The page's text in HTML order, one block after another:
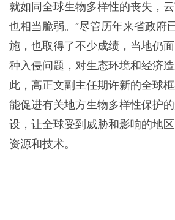
也相当脆弱。”尽管历年来省政府
施，也取得了不少成绩，当地仍面
种入侵问题，对生态环境和经济
此，高正文副主任期许新的全球
能促进有关地方生物多样性保护的
设，让全球受到威胁和影响的地
资源和技术。